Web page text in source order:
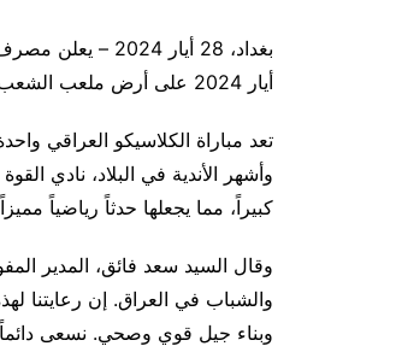
أيار 2024 على أرض ملعب الشعب الدولي بين نادي القوة الجوية ونادي الزوراء.
تعد مباراة الكلاسيكو العراقي
وأشهر الأندية في البلاد، نادي
كبيراً، مما يجعلها حدثاً رياضياً
وقال السيد سعد فائق، المدير
والشباب في العراق. إن رعايتنا
وبناء جيل قوي وصحي. نسعى